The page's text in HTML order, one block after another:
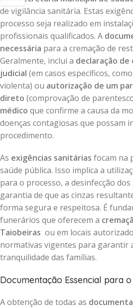
de vigilância sanitária. Estas
processo seja realizado em
profissionais qualificados. A
necessária para a cremação de
Geralmente, inclui a declaração de
judicial (em casos específicos,
violenta) ou autorização de um
direto (comprovação de
médico que confirme a causa da
doenças contagiosas que possam
procedimento.
As exigências sanitárias focam na
saúde pública. Isso implica a
para o processo, a desinfecção
garantia de que as cinzas
forma segura e respeitosa. É
funerários que oferecem a
Taiobeiras ou em locais
normativas vigentes para garantir
tranquilidade das famílias.
Documentação Essencial para
A obtenção de todas as